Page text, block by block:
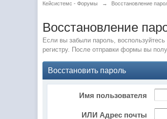
Кейсистемс - Форумы → Восстановление
Восстановление
Если вы забыли пароль,
регистру. После отправки формы вы
Восстановить пароль
Имя пользователя
ИЛИ Адрес почты